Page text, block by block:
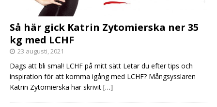
Så här gick Katrin Zytomierska ner 35
kg med LCHF
23 augusti, 2021
Dags att bli smal! LCHF på mitt sätt Letar du efter tips och
inspiration för att komma igång med LCHF? Mångsysslaren
Katrin Zytomierska har skrivit […]